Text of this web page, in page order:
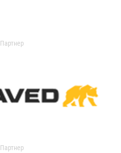
Партнер
Партнер